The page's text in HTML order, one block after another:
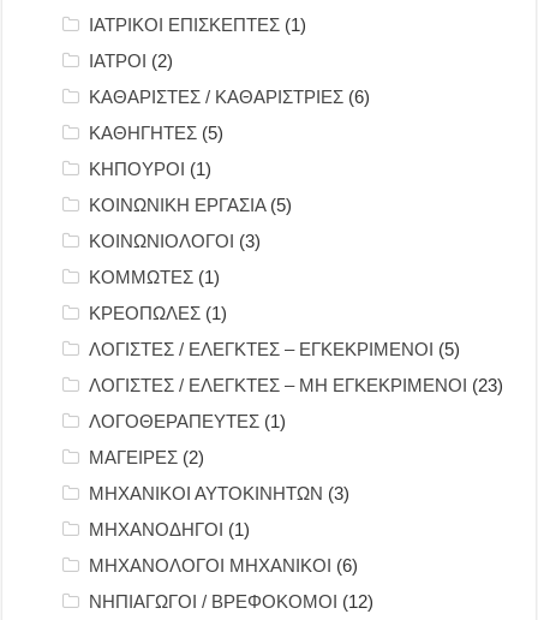
ΙΑΤΡΙΚΟΙ ΕΠΙΣΚΕΠΤΕΣ (1)
ΙΑΤΡΟΙ (2)
ΚΑΘΑΡΙΣΤΕΣ / ΚΑΘΑΡΙΣΤΡΙΕΣ (6)
ΚΑΘΗΓΗΤΕΣ (5)
ΚΗΠΟΥΡΟΙ (1)
ΚΟΙΝΩΝΙΚΗ ΕΡΓΑΣΙΑ(5)
ΚΟΙΝΩΝΙΟΛΟΓΟΙ (3)
ΚΟΜΜΩΤΕΣ (1)
ΚΡΕΟΠΩΛΕΣ (1)
ΛΟΓΙΣΤΕΣ / ΕΛΕΓΚΤΕΣ – ΕΓΚΕΚΡΙΜΕΝΟΙ (5)
ΛΟΓΙΣΤΕΣ / ΕΛΕΓΚΤΕΣ – ΜΗ ΕΓΚΕΚΡΙΜΕΝΟΙ (23)
ΛΟΓΟΘΕΡΑΠΕΥΤΕΣ (1)
ΜΑΓΕΙΡΕΣ (2)
ΜΗΧΑΝΙΚΟΙ ΑΥΤΟΚΙΝΗΤΩΝ (3)
ΜΗΧΑΝΟΔΗΓΟΙ (1)
ΜΗΧΑΝΟΛΟΓΟΙ ΜΗΧΑΝΙΚΟΙ (6)
ΝΗΠΙΑΓΩΓΟΙ / ΒΡΕΦΟΚΟΜΟΙ (12)